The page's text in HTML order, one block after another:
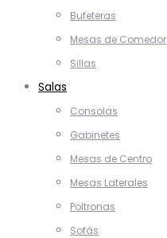
Bufeteras
Mesas de Comedor
Sillas
Salas
Consolas
Gabinetes
Mesas de Centro
Mesas Laterales
Poltronas
Sofás